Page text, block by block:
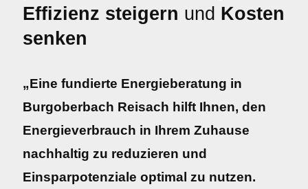
Effizienz steigern und Kosten
senken
„Eine fundierte Energieberatung in
Burgoberbach Reisach hilft Ihnen, den
Energieverbrauch in Ihrem Zuhause
nachhaltig zu reduzieren und
Einsparpotenziale optimal zu nutzen.